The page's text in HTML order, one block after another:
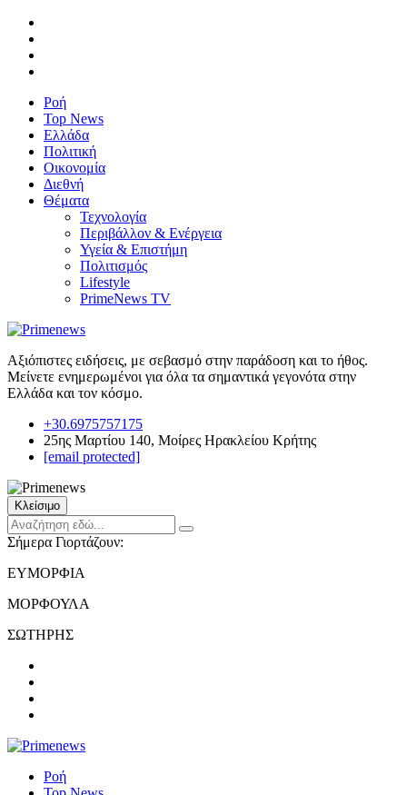
Ροή
Top News
Ελλάδα
Πολιτική
Οικονομία
Διεθνή
Θέματα
Τεχνολογία
Περιβάλλον & Ενέργεια
Υγεία & Επιστήμη
Πολιτισμός
Lifestyle
PrimeNews TV
Αξιόπιστες ειδήσεις, με σεβασμό στην παράδοση και το ήθος.
Μείνετε ενημερωμένοι για όλα τα σημαντικά γεγονότα στην
Ελλάδα και τον κόσμο.
+30.6975757175
25ης Μαρτίου 140, Μοίρες Ηρακλείου Κρήτης
[email protected]
Κλείσιμο
Σήμερα Γιορτάζουν:
ΕΥΜΟΡΦΙΑ
ΜΟΡΦΟΥΛΑ
ΣΩΤΗΡΗΣ
Ροή